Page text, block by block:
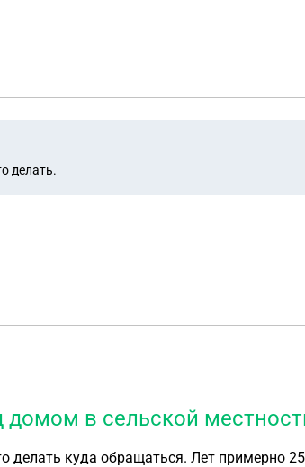
делать.
в сельской
делать куда обращаться. Лет примерно